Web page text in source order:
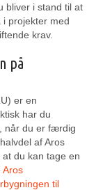
bliver i stand til at
projekter med
krav.
på
er en
har du
når du er færdig
af Aros
du kan tage en
Aros
til